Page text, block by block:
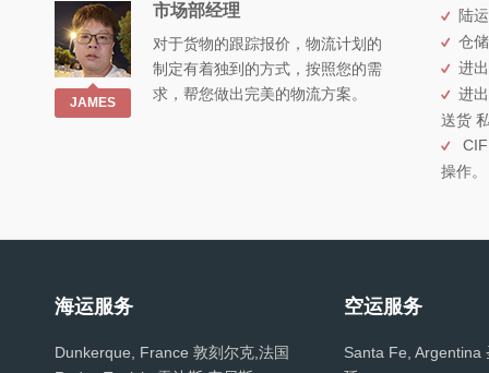
JAMES
市场部经理
对于货物的跟踪报价，物流计划的
制定有着独到的方式，按照您的需
求，帮您做出完美的物流方案。
陆
仓
进
进
送货
操作。
海运服务
Dunkerque, France 敦刻尔克,法国
空运服务
Santa Fe, Argentina